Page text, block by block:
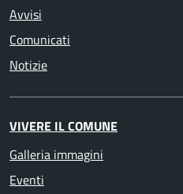
Avvisi
Comunicati
Notizie
VIVERE IL COMUNE
Galleria immagini
Eventi